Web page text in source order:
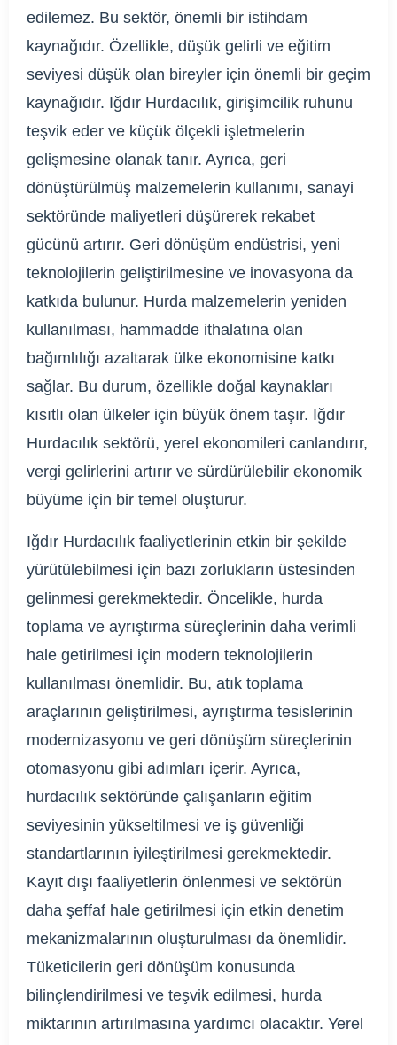
edilemez. Bu sektör, önemli bir istihdam
kaynağıdır. Özellikle, düşük gelirli ve eğitim
seviyesi düşük olan bireyler için önemli bir geçim
kaynağıdır. Iğdır Hurdacılık, girişimcilik ruhunu
teşvik eder ve küçük ölçekli işletmelerin
gelişmesine olanak tanır. Ayrıca, geri
dönüştürülmüş malzemelerin kullanımı, sanayi
sektöründe maliyetleri düşürerek rekabet
gücünü artırır. Geri dönüşüm endüstrisi, yeni
teknolojilerin geliştirilmesine ve inovasyona da
katkıda bulunur. Hurda malzemelerin yeniden
kullanılması, hammadde ithalatına olan
bağımlılığı azaltarak ülke ekonomisine katkı
sağlar. Bu durum, özellikle doğal kaynakları
kısıtlı olan ülkeler için büyük önem taşır. Iğdır
Hurdacılık sektörü, yerel ekonomileri canlandırır,
vergi gelirlerini artırır ve sürdürülebilir ekonomik
büyüme için bir temel oluşturur.
Iğdır Hurdacılık faaliyetlerinin etkin bir şekilde
yürütülebilmesi için bazı zorlukların üstesinden
gelinmesi gerekmektedir. Öncelikle, hurda
toplama ve ayrıştırma süreçlerinin daha verimli
hale getirilmesi için modern teknolojilerin
kullanılması önemlidir. Bu, atık toplama
araçlarının geliştirilmesi, ayrıştırma tesislerinin
modernizasyonu ve geri dönüşüm süreçlerinin
otomasyonu gibi adımları içerir. Ayrıca,
hurdacılık sektöründe çalışanların eğitim
seviyesinin yükseltilmesi ve iş güvenliği
standartlarının iyileştirilmesi gerekmektedir.
Kayıt dışı faaliyetlerin önlenmesi ve sektörün
daha şeffaf hale getirilmesi için etkin denetim
mekanizmalarının oluşturulması da önemlidir.
Tüketicilerin geri dönüşüm konusunda
bilinçlendirilmesi ve teşvik edilmesi, hurda
miktarının artırılmasına yardımcı olacaktır. Yerel